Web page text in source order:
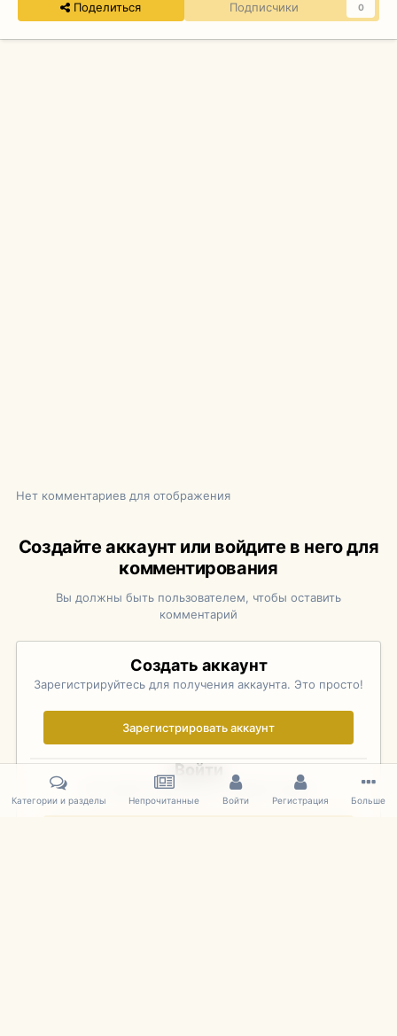
Поделиться Подписчики 0
Нет комментариев для отображения
Создайте аккаунт или войдите в него для
комментирования
Вы должны быть пользователем, чтобы оставить
комментарий
Создать аккаунт
Зарегистрируйтесь для получения аккаунта. Это просто!
Зарегистрировать аккаунт
Войти
Уже зарегистрированы? Войдите здесь.
Категории и разделы Непрочитанные Войти Регистрация Больше